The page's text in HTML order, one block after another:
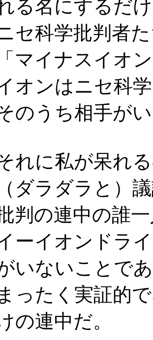
る名にするだ
セ科学批判者
「マイナスイオ
オンはニセ科
のうち相手が
れに私が呆れ
（ダラダラと）
判の連中の誰
ーイオンドラ
いないことで
ったく実証的
の連中だ。